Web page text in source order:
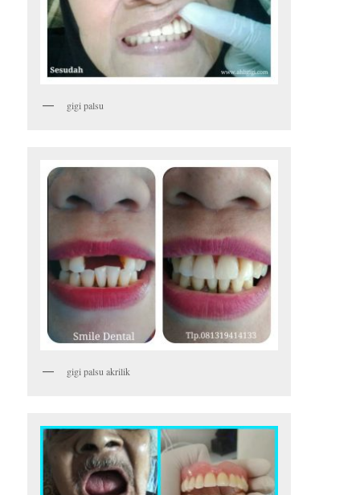
gigi palsu
gigi palsu akrilik